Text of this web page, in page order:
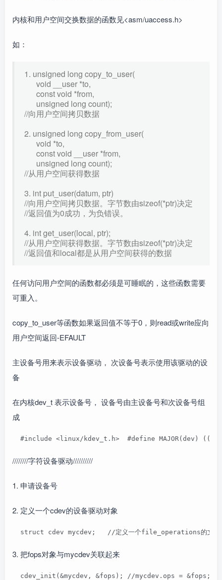
内核和用户空间交换数据的函数见<asm/uaccess.h>
如：
1. unsigned long copy_to_user(
void __user *to,
const void *from,
unsigned long count);
//向用户空间拷贝数据
2. unsigned long copy_from_user(
void *to,
const void __user *from,
unsigned long count);
//从用户空间获得数据
3. int put_user(datum, ptr)
//向用户空间拷贝数据。字节数由sizeof(*ptr)决定
//返回值为0成功，为负错误。
4. int get_user(local, ptr);
//从用户空间获得数据。字节数由sizeof(*ptr)决定
//返回值和local都是从用户空间获得的数据
任何访问用户空间的函数都必须是可睡眠的，这些函数需要
可重入。
copy_to_user等函数如果返回值不等于0，则read或write应向
用户空间返回-EFAULT
主设备号用来表示设备驱动， 次设备号表示使用该驱动的设
备
在内核dev_t 表示设备号， 设备号由主设备号和次设备号组
成
#include <linux/kdev_t.h>  #define MAJOR(dev)
////////字符设备驱动//////////
1. 申请设备号
2. 定义一个cdev的设备驱动对象
struct cdev mycdev;   //定义一个file_operations的文
3. 把fops对象与mycdev关联起来
cdev_init(&mycdev, &fops); //mycdev.ops = &fops;